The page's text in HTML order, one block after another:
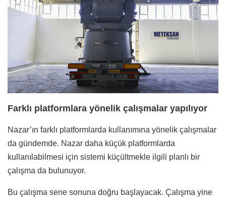
Farklı platformlara yönelik çalışmalar yapılıyor
Nazar’ın farklı platformlarda kullanımına yönelik çalışmalar
da gündemde. Nazar daha küçük platformlarda
kullanılabilmesi için sistemi küçültmekle ilgili planlı bir
çalışma da bulunuyor.
Bu çalışma sene sonuna doğru başlayacak. Çalışma yine